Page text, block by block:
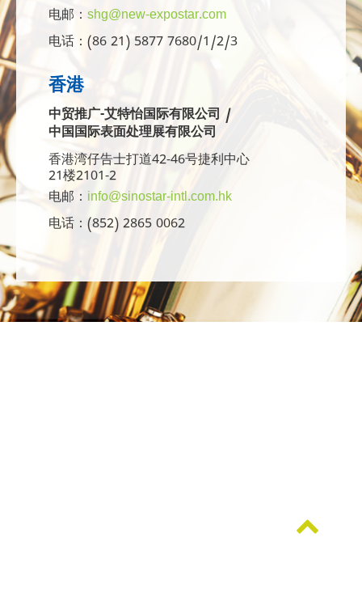
电邮： shg@new-expostar.com
电话：(86 21) 5877 7680/1/2/3
香港
中贸推广-艾特怡国际有限公司 /
中国国际表面处理展有限公司
香港湾仔告士打道42-46号捷利中心
21楼2101-2
电邮： info@sinostar-intl.com.hk
电话：(852) 2865 0062